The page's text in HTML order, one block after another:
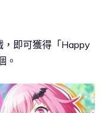
即可獲得「Happy
。